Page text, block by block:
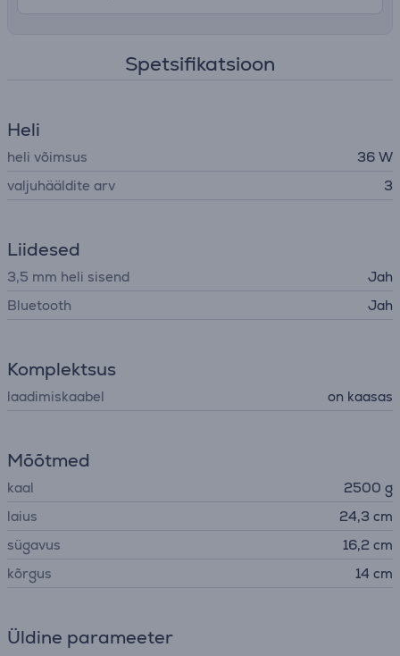
Spetsifikatsioon
Heli
heli võimsus
36 W
valjuhääldite arv
3
Liidesed
3,5 mm heli sisend
Jah
Bluetooth
Jah
Komplektsus
laadimiskaabel on kaasas
Mõõtmed
kaal
2500 g
laius
24,3 cm
sügavus
16,2 cm
kõrgus
14 cm
Üldine parameeter